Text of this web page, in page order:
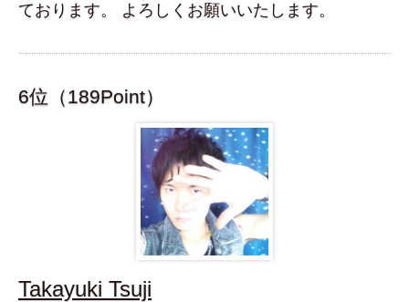
ております。 よろしくお願いいたします。
6位（189Point）
Takayuki Tsuji